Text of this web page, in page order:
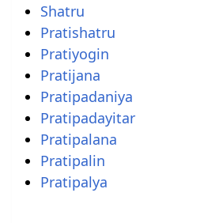
Shatru
Pratishatru
Pratiyogin
Pratijana
Pratipadaniya
Pratipadayitar
Pratipalana
Pratipalin
Pratipalya